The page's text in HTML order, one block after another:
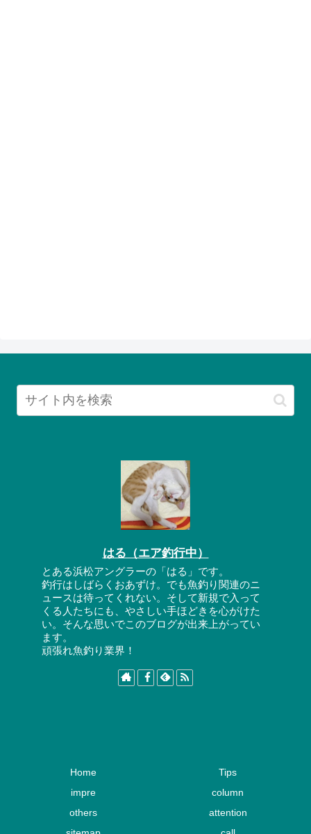
はる（エア釣行中）
とある浜松アングラーの「はる」です。
釣行はしばらくおあずけ。でも魚釣り関連のニ
ュースは待ってくれない。そして新規で入って
くる人たちにも、やさしい手ほどきを心がけた
い。そんな思いでこのブログが出来上がってい
ます。
頑張れ魚釣り業界！
Home
Tips
impre
column
others
attention